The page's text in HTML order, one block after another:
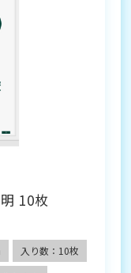
10枚
入り数：10枚